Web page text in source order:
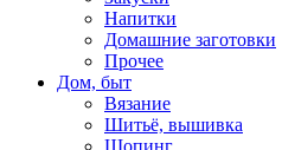
Напитки
Домашние заготовки
Прочее
Дом, быт
Вязание
Шитьё, вышивка
Шопинг